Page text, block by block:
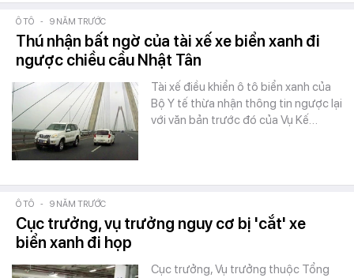
Ô TÔ - 9 NĂM TRƯỚC
Thú nhận bất ngờ của tài xế xe biển xanh đi
ngược chiều cầu Nhật Tân
Tài xế điều khiển ô tô biển xanh của
Bộ Y tế thừa nhận thông tin ngược lại
với văn bản trước đó của Vụ Kế…
Ô TÔ - 9 NĂM TRƯỚC
Cục trưởng, vụ trưởng nguy cơ bị 'cắt' xe
biển xanh đi họp
Cục trưởng, Vụ trưởng thuộc Tổng